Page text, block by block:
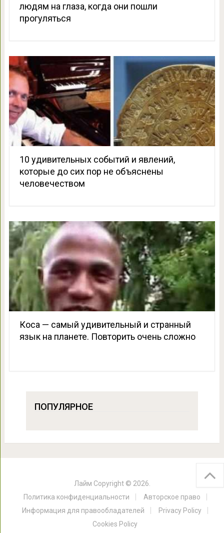
людям на глаза, когда они пошли
прогуляться
10 удивительных событий и явлений,
которые до сих пор не объяснены
человечеством
Коса — самый удивительный и странный
язык на планете. Повторить очень сложно
ПОПУЛЯРНОЕ
Лайм Copyright © 2026.
Политика конфиденциальности
Авторское право
Информация для правообладателей
Privacy Policy
Cookies Policy